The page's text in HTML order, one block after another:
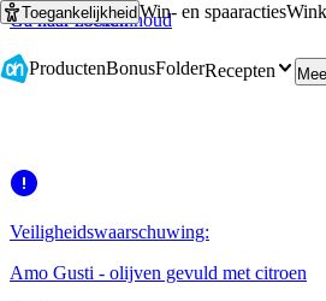
Ga naar hoofdinhoud
Ga naar zoeken
ToegankelijkheidWin- en spaaracties
ProductenBonusFolderRecepten
Veiligheidswaarschuwing:
Amo Gusti - olijven gevuld met citroen